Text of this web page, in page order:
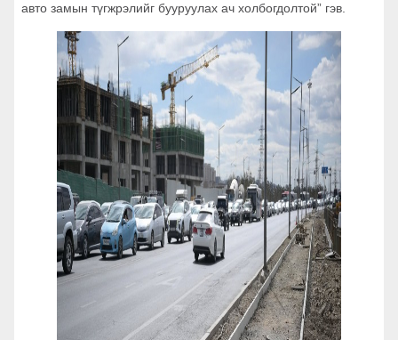
авто замын түгжрэлийг бууруулах ач холбогдолтой” гэв.